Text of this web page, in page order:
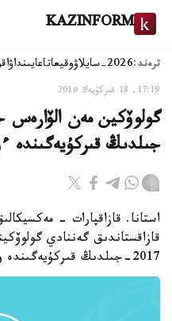
KAZINFORM
ترەند:2026-سايلاۋ وقيعاتاعايىنداۋ
17:19, 18 قىركۇيەك 2016
جىلدىڭ قىركۇيەگىندە
استانا. قازاقپارات -
قازاقستاندىق گەننادي
2017-جىلدىڭ قىركۇيەگىندە وتكىزۋى مۇمكىن.